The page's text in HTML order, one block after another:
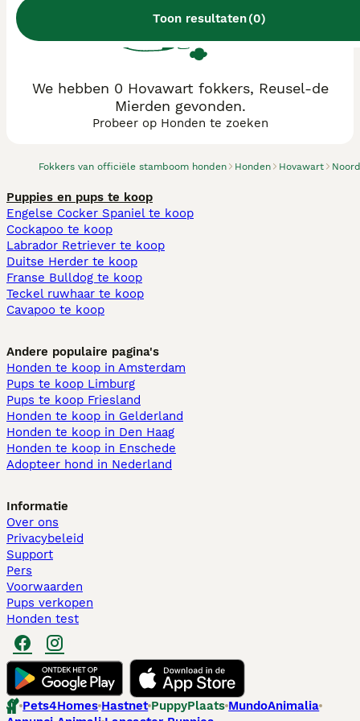
Toon resultaten(0)
Fokkers van officiële stamboom honden Honden Hovawart
We hebben 0 Hovawart fokkers, Reusel-de
Mierden gevonden.
Probeer op Honden te zoeken
Puppies en pups te koop
Engelse Cocker Spaniel te koop
Cockapoo te koop
Labrador Retriever te koop
Duitse Herder te koop
Franse Bulldog te koop
Teckel ruwhaar te koop
Cavapoo te koop
Andere populaire pagina's
Honden te koop in Amsterdam
Pups te koop Limburg​
Pups te koop Friesland​
Honden te koop in Gelderland
Honden te koop in Den Haag
Honden te koop in Enschede
Adopteer hond in Nederland
Informatie
Over ons
Privacybeleid
Support
Pers
Voorwaarden
Pups verkopen
Honden test
Pets4Homes Hastnet PuppyPlaats MundoAnimalia